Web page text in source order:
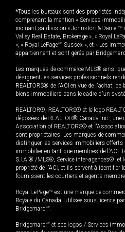
*Tous les bureaux sont des propriétés
comprenant la mention « Services
incluant sa division « Johnston & Daniel MD
Valley Real Estate, Brokerage », « Royal
», « Royal LePageMD Sussex », et « Les
appartiennent et sont gérés par
Les marques de commerce MLS® ainsi
désignent les services professionnels
REALTORS® de l'ACI en vue de l'achat, de
biens immobiliers dans le cadre d'un
REALTOR®, REALTORS® et le logo
déposées de REALTOR® Canada Inc., une
Association of REALTORS® et
sont propriétaires. Les marques de
distinguer les services immobiliers offerts
immobilier en tant que membres de l'ACI.
S.I.A.® /MLS®, Service inter-agences®, et
propriété de l'ACI, et ils servent à identifier
fournissent les courtiers et agents
Royal LePageMD est une marque de
Royale du Canada, utilisée sous licence
BridgemarqMD.
BridgemarqMD et ses logos / Services